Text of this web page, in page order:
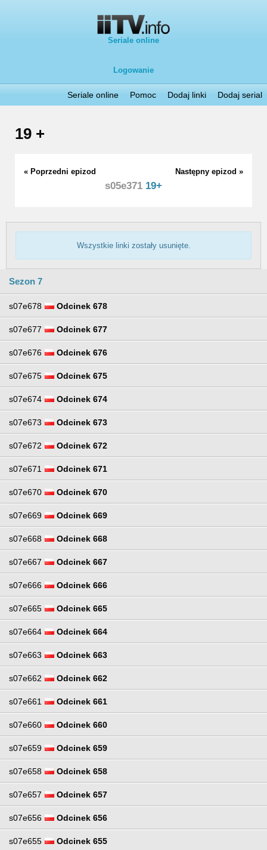
Seriale online
Logowanie
Seriale online Pomoc Dodaj linki Dodaj serial
19 +
« Poprzedni epizod Następny epizod »
s05e371 19+
Wszystkie linki zostały usunięte.
Sezon 7
s07e678 Odcinek 678
s07e677 Odcinek 677
s07e676 Odcinek 676
s07e675 Odcinek 675
s07e674 Odcinek 674
s07e673 Odcinek 673
s07e672 Odcinek 672
s07e671 Odcinek 671
s07e670 Odcinek 670
s07e669 Odcinek 669
s07e668 Odcinek 668
s07e667 Odcinek 667
s07e666 Odcinek 666
s07e665 Odcinek 665
s07e664 Odcinek 664
s07e663 Odcinek 663
s07e662 Odcinek 662
s07e661 Odcinek 661
s07e660 Odcinek 660
s07e659 Odcinek 659
s07e658 Odcinek 658
s07e657 Odcinek 657
s07e656 Odcinek 656
s07e655 Odcinek 655